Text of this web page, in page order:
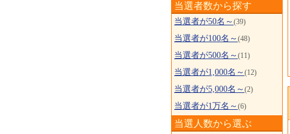
当選者数から探す
当選者が50名～ (39)
当選者が100名～ (48)
当選者が500名～ (11)
当選者が1,000名～ (12)
当選者が5,000名～ (2)
当選者が1万名～ (6)
当選人数から選ぶ